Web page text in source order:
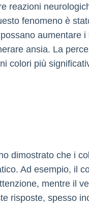
reazioni
fenomeno è
aumentare i
ansia. La
colori più
dimostrato che i
Ad esempio, il
mentre il
risposte, spesso